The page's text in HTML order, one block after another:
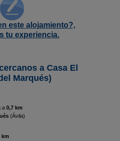
este alojamiento?,
tu experiencia.
a Casa El
Marqués)
a 0,7 km
(Ávila)
km